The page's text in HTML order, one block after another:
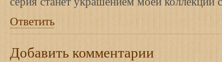
Ответить
Добавить комментарии